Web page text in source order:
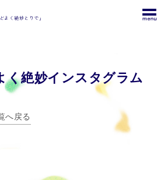
よく絶妙とりで」
く絶妙インスタグラム
へ戻る